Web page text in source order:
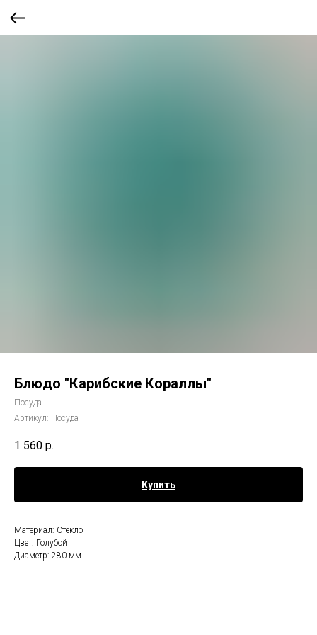
Блюдо "Карибские Кораллы"
Посуда
Артикул: Посуда
1 560 р.
Купить
Материал: Стекло
Цвет: Голубой
Диаметр: 280 мм